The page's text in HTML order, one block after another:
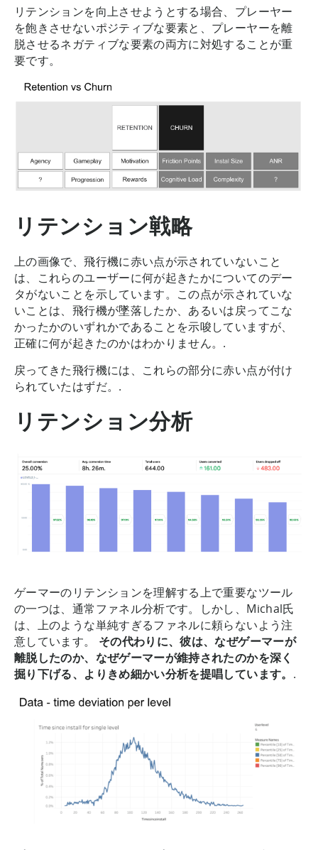
リテンションを向上させようとする場合、プレーヤー
を飽きさせないポジティブな要素と、プレーヤーを離
脱させるネガティブな要素の両方に対処することが重
要です。
リテンション戦略
上の画像で、飛行機に赤い点が示されていないこと
は、これらのユーザーに何が起きたかについてのデー
タがないことを示しています。この点が示されていな
いことは、飛行機が墜落したか、あるいは戻ってこな
かったかのいずれかであることを示唆していますが、
正確に何が起きたのかはわかりません。.
戻ってきた飛行機には、これらの部分に赤い点が付け
られていたはずだ。.
リテンション分析
ゲーマーのリテンションを理解する上で重要なツール
の一つは、通常ファネル分析です。しかし、Michal氏
は、上のような単純すぎるファネルに頼らないよう注
意しています。 その代わりに、彼は、なぜゲーマーが
離脱したのか、なぜゲーマーが維持されたのかを深く
掘り下げる、よりきめ細かい分析を提唱しています。 .